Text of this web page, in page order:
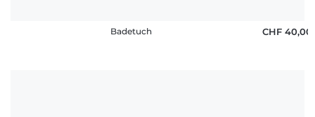
Badetuch CHF 40,00